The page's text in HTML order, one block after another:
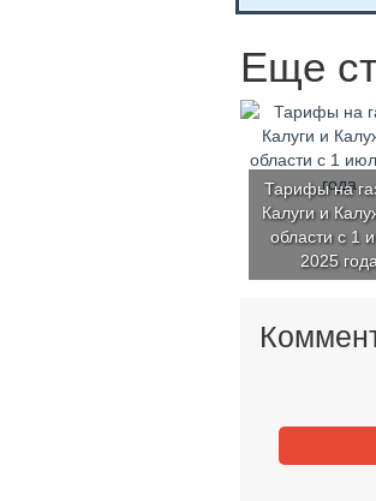
Еще
Тарифы на
Калуги и
области с 1
2025